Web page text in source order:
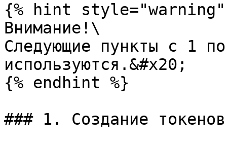
{% hint style="warning"
Внимание!\
Следующие пункты с 1
используются.&#x20;
{% endhint %}
### 1. Создание токенов